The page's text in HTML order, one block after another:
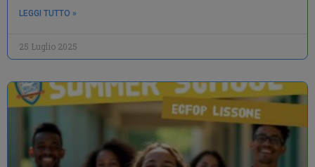
LEGGI TUTTO »
25 Luglio 2025